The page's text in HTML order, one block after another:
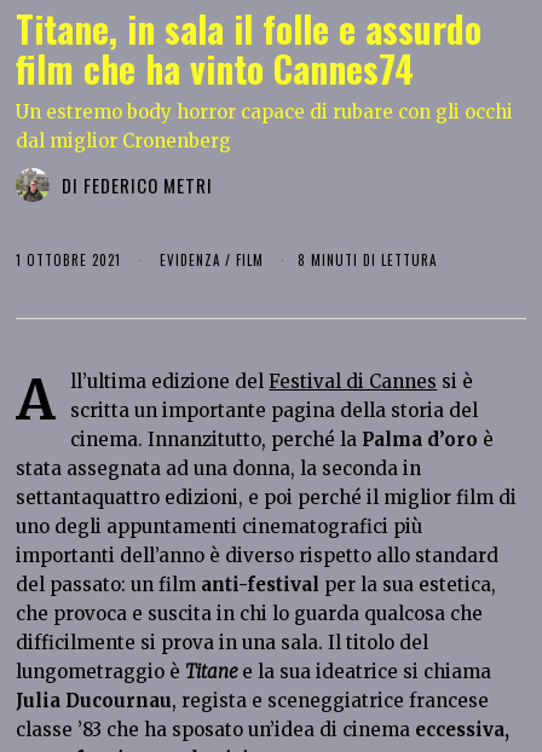
Titane, in sala il folle e assurdo
film che ha vinto Cannes74
Un estremo body horror capace di rubare con gli occhi
dal miglior Cronenberg
DI FEDERICO METRI
1 OTTOBRE 2021 EVIDENZA / FILM 8 MINUTI DI LETTURA
A ll’ultima edizione delFestival di Cannes si è
scritta un importante pagina della storia del
cinema. Innanzitutto, perché la Palma d’oro è
stata assegnata ad una donna, la seconda in
settantaquattro edizioni, e poi perché il miglior film di
uno degli appuntamenti cinematografici più
importanti dell’anno è diverso rispetto allo standard
del passato: un film anti-festival per la sua estetica,
che provoca e suscita in chi lo guarda qualcosa che
difficilmente si prova in una sala. Il titolo del
lungometraggio è Titane e la sua ideatrice si chiama
Julia Ducournau, regista e sceneggiatrice francese
classe ’83 che ha sposato un’idea di cinema eccessiva,